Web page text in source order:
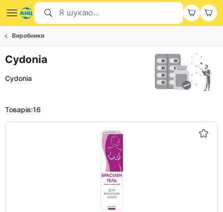
Виробники
Cydonia
Cydonia
Товарів:16